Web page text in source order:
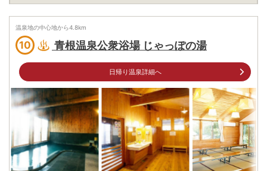
アクセス
仙台駅より宮城交通高速バス約70分
駐車場
電話番号 0224342211
※ 掲載情報は変更になる場合があります。最新の内容はご利用前にご自身でお
問合せください。
※ 料金情報は税込・税抜表記が混ざっております。正しい金額はご利用前にご
自身でお問合せください。
温泉地の中心地から4.8km
10 青根温泉公衆浴場 じゃっぽの湯
日帰り温泉詳細へ